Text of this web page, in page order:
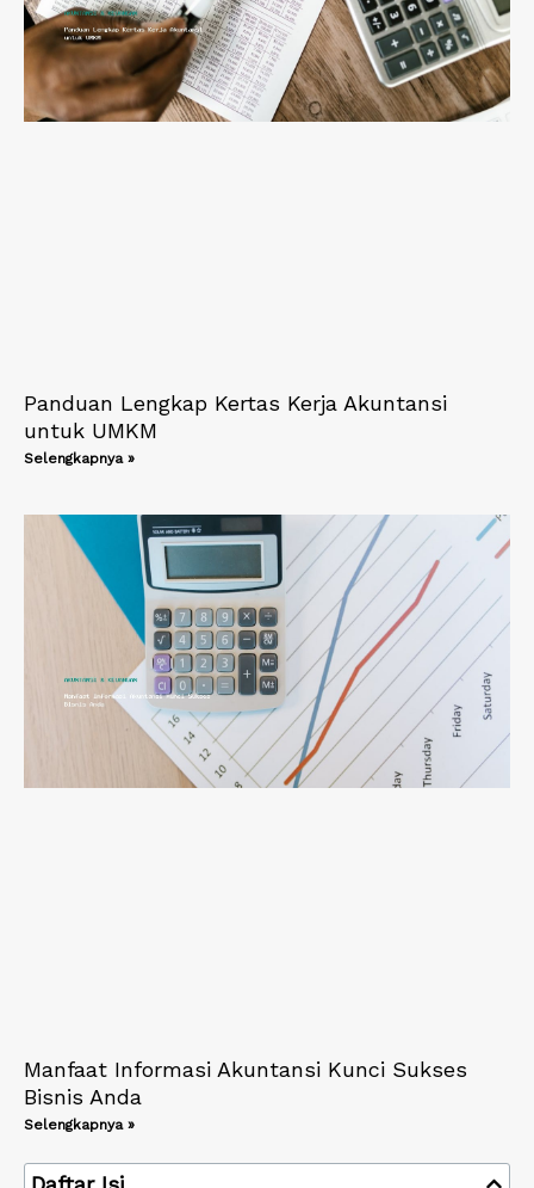
Panduan Lengkap Kertas Kerja Akuntansi
untuk UMKM
Selengkapnya »
Manfaat Informasi Akuntansi Kunci Sukses
Bisnis Anda
Selengkapnya »